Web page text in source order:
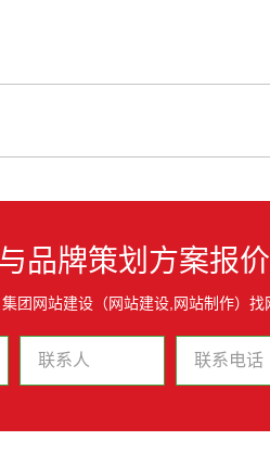
品牌策划方案报价
团网站建设（网站建设,网站制作）找